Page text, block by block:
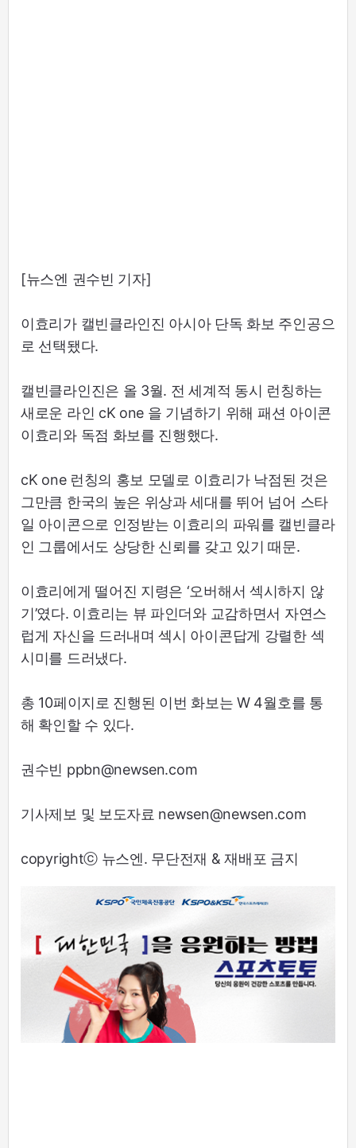
[뉴스엔 권수빈 기자]
이효리가 캘빈클라인진 아시아 단독 화보 주인공으
로 선택됐다.
캘빈클라인진은 올 3월. 전 세계적 동시 런칭하는
새로운 라인 cK one 을 기념하기 위해 패션 아이콘
이효리와 독점 화보를 진행했다.
cK one 런칭의 홍보 모델로 이효리가 낙점된 것은
그만큼 한국의 높은 위상과 세대를 뛰어 넘어 스타
일 아이콘으로 인정받는 이효리의 파워를 캘빈클라
인 그룹에서도 상당한 신뢰를 갖고 있기 때문.
이효리에게 떨어진 지령은 ‘오버해서 섹시하지 않
기’였다. 이효리는 뷰 파인더와 교감하면서 자연스
럽게 자신을 드러내며 섹시 아이콘답게 강렬한 섹
시미를 드러냈다.
총 10페이지로 진행된 이번 화보는 W 4월호를 통
해 확인할 수 있다.
권수빈 ppbn@newsen.com
기사제보 및 보도자료 newsen@newsen.com
copyrightⓒ 뉴스엔. 무단전재 & 재배포 금지